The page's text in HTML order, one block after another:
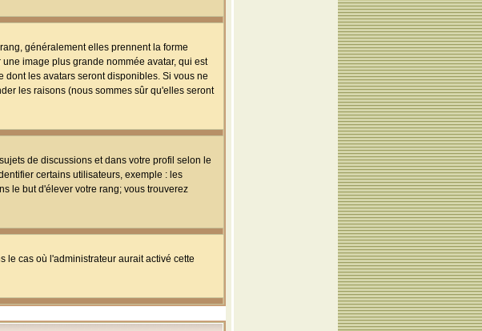
généralement elles prennent la forme
image plus grande nommée avatar, qui est
les avatars seront disponibles. Si vous ne
les raisons (nous sommes sûr qu'elles seront
de discussions et dans votre profil selon le
certains utilisateurs, exemple : les
le but d'élever votre rang; vous trouverez
le cas où l'administrateur aurait activé cette